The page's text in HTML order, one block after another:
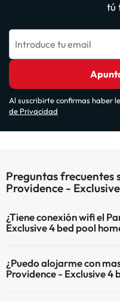
tú
Introduce tu email
Al suscribirte confirmas haber
de Privacidad
Preguntas frecuentes
Providence -
¿Tiene conexión wifi el
Exclusive 4 bed pool
Wi-Fi.
¿Puedo alojarme con
Providence - Exclusive 4